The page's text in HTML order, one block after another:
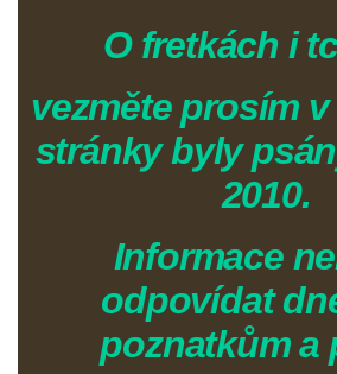
O fretkách i
vezměte prosím
stránky byly
2010.
Informace
odpovídat
poznatkům a